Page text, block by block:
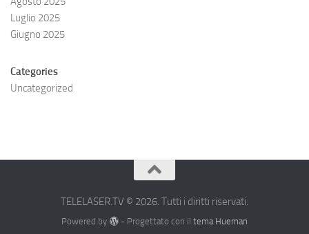
Luglio 2025
Giugno 2025
Categories
Uncategorized
TELELASER.TV © 2026. Tutti i diritti riservati.
Powered by - Progettato con il tema Hueman